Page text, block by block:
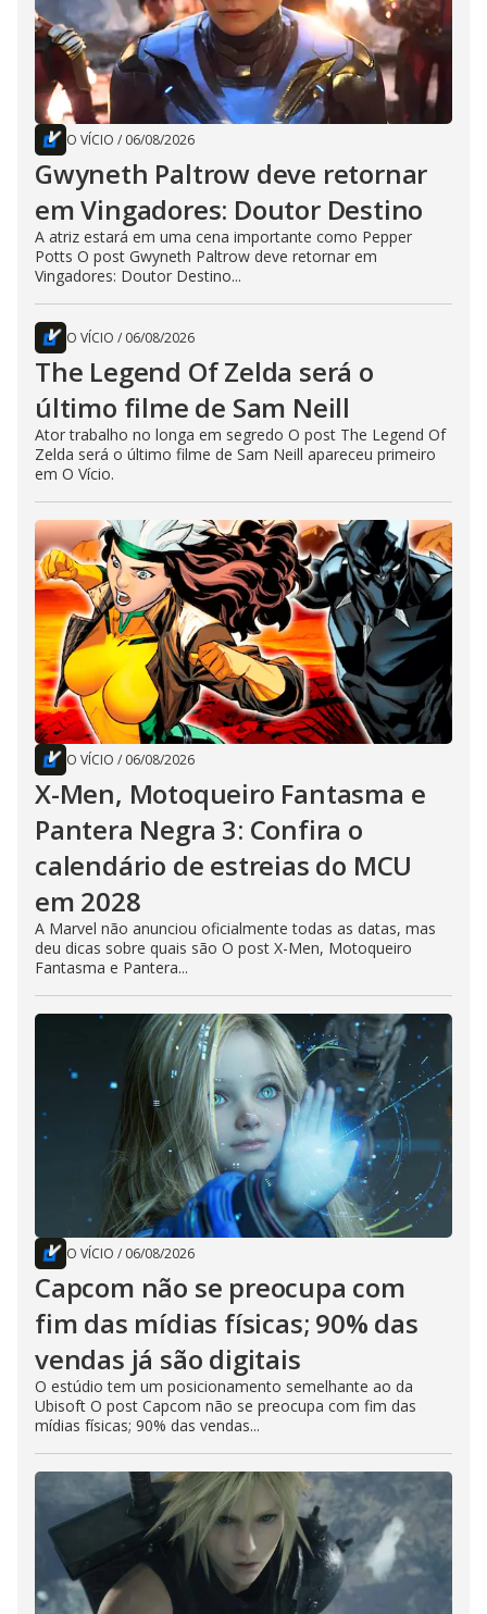
O VÍCIO / 06/08/2026
Gwyneth Paltrow deve retornar
em Vingadores: Doutor Destino
A atriz estará em uma cena importante como Pepper
Potts O post Gwyneth Paltrow deve retornar em
Vingadores: Doutor Destino...
O VÍCIO / 06/08/2026
The Legend Of Zelda será o
último filme de Sam Neill
Ator trabalho no longa em segredo O post The Legend Of
Zelda será o último filme de Sam Neill apareceu primeiro
em O Vício.
O VÍCIO / 06/08/2026
X-Men, Motoqueiro Fantasma e
Pantera Negra 3: Confira o
calendário de estreias do MCU
em 2028
A Marvel não anunciou oficialmente todas as datas, mas
deu dicas sobre quais são O post X-Men, Motoqueiro
Fantasma e Pantera...
O VÍCIO / 06/08/2026
Capcom não se preocupa com
fim das mídias físicas; 90% das
vendas já são digitais
O estúdio tem um posicionamento semelhante ao da
Ubisoft O post Capcom não se preocupa com fim das
mídias físicas; 90% das vendas...